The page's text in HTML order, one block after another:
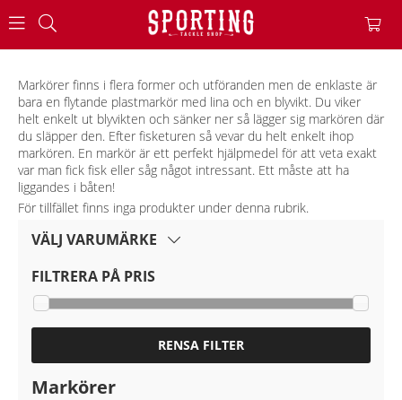
VÄLJ VARUMÄRKE
FILTRERA PÅ PRIS
RENSA FILTER
Markörer
Markörer finns i flera former och utföranden men de enklaste är
bara en flytande plastmarkör med lina och en blyvikt. Du viker
helt enkelt ut blyvikten och sänker ner så lägger sig markören där
du släpper den. Efter fisketuren så vevar du helt enkelt ihop
markören. En markör är ett perfekt hjälpmedel för att veta exakt
var man fick fisk eller såg något intressant. Ett måste att ha
liggandes i båten!
För tillfället finns inga produkter under denna rubrik.